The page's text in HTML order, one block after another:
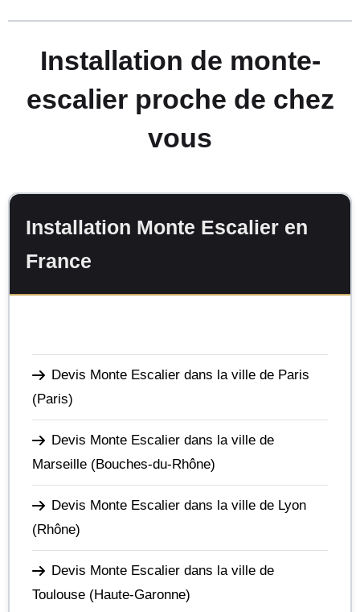
Installation de monte-
escalier proche de chez
vous
Installation Monte Escalier en
France
Devis Monte Escalier dans la ville de Paris
(Paris)
Devis Monte Escalier dans la ville de
Marseille (Bouches-du-Rhône)
Devis Monte Escalier dans la ville de Lyon
(Rhône)
Devis Monte Escalier dans la ville de
Toulouse (Haute-Garonne)